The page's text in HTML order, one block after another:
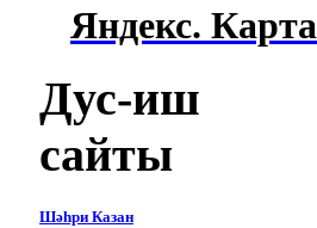
Яндекс. Карта
Дус-иш
сайты
Шәһри Казан